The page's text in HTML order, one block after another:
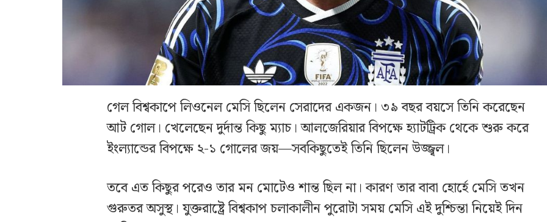
গেল বিশ্বকাপে লিওনেল মেসি ছিলেন সেরাদের একজন। ৩৯ বছর বয়সে তিনি করেছেন
আট গোল। খেলেছেন দুর্দান্ত কিছু ম্যাচ। আলজেরিয়ার বিপক্ষে হ্যাটট্রিক থেকে শুরু করে
ইংল্যান্ডের বিপক্ষে ২-১ গোলের জয়—সবকিছুতেই তিনি ছিলেন উজ্জ্বল।
তবে এত কিছুর পরেও তার মন মোটেও শান্ত ছিল না। কারণ তার বাবা হোর্হে মেসি তখন
গুরুতর অসুস্থ। যুক্তরাষ্ট্রে বিশ্বকাপ চলাকালীন পুরোটা সময় মেসি এই দুশ্চিন্তা নিয়েই দিন